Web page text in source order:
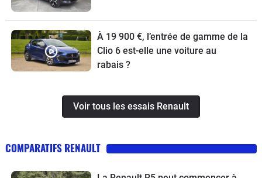
À 19 900 €, l’entrée de gamme de la
Clio 6 est-elle une voiture au
rabais ?
Voir tous les essais Renault
COMPARATIFS RENAULT